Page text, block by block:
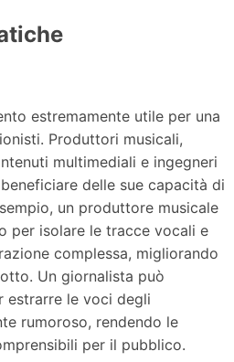
estremamente utile per una
Produttori musicali,
multimediali e ingegneri
delle sue capacità di
un produttore musicale
per isolare le tracce vocali e
complessa, migliorando
Un giornalista può
estrarre le voci degli
rumoroso, rendendo le
per il pubblico.